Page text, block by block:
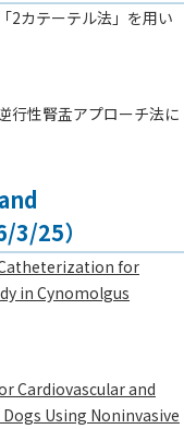
2カテーテル法」を用い
行性腎盂アプローチ法に
25）
for
in Cynomolgus
Cardiovascular and
Using Noninvasive